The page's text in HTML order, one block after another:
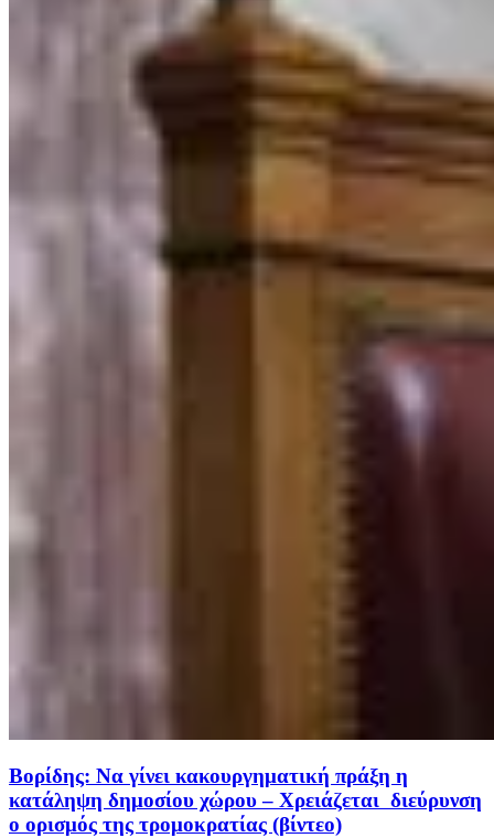
Βορίδης: Να γίνει κακουργηματική πράξη η
κατάληψη δημοσίου χώρου – Χρειάζεται διεύρυνση
ο ορισμός της τρομοκρατίας (βίντεο)